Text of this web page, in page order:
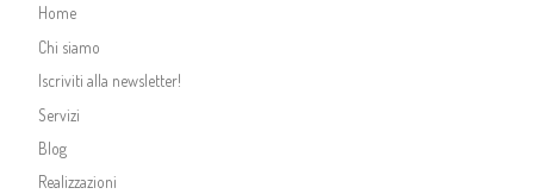
Home
Chi siamo
Iscriviti alla newsletter!
Servizi
Blog
Realizzazioni